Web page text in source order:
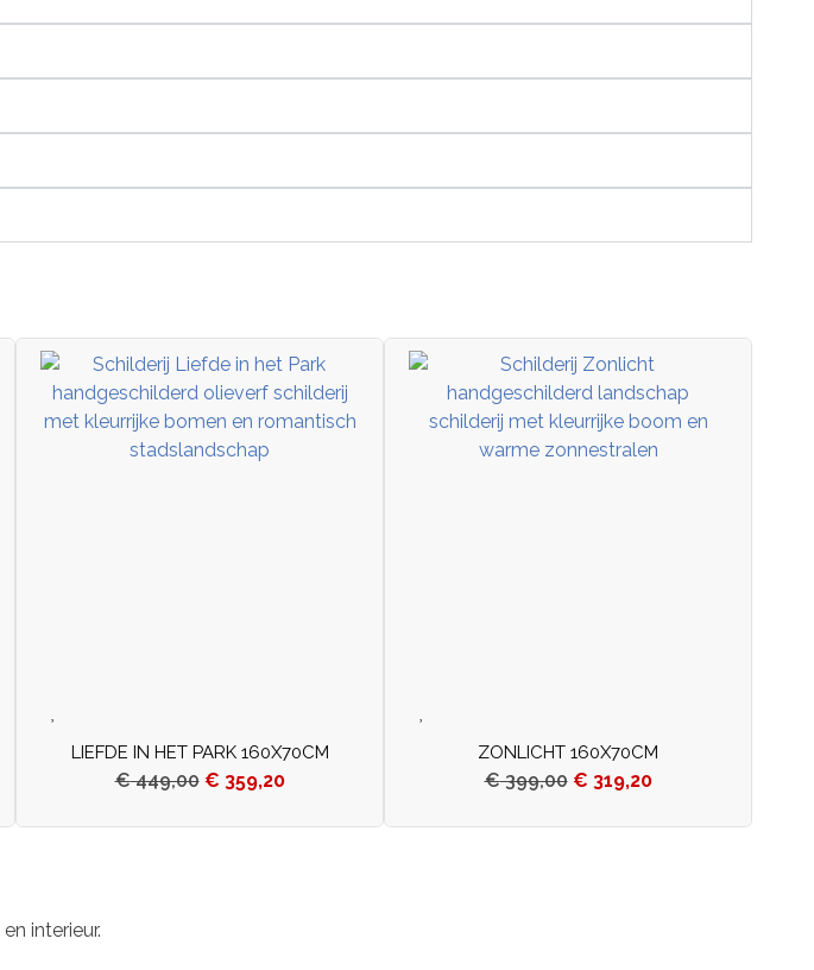
LIEFDE IN HET PARK 160X70CM
€449,00 € 359,20
ZONLICHT 160X70CM
€399,00 € 319,20
interieur.